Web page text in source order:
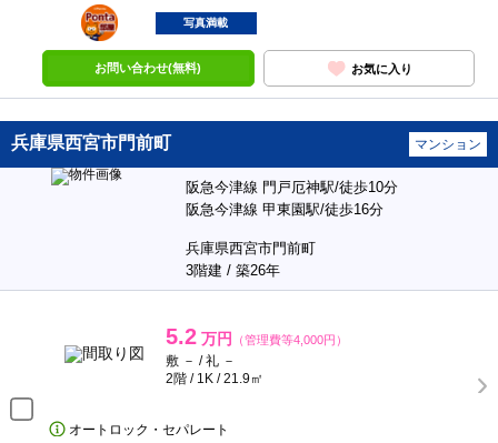
ポンタ
部屋
写真満載
お問い合わせ(無料) お気に入り
兵庫県西宮市門前町 マンション
阪急今津線 門戸厄神駅/徒歩10分
阪急今津線 甲東園駅/徒歩16分
兵庫県西宮市門前町
3階建 / 築26年
5.2 万円 （管理費等4,000円）
敷 － / 礼 －
2階 / 1K / 21.9㎡
オートロック・セパレート